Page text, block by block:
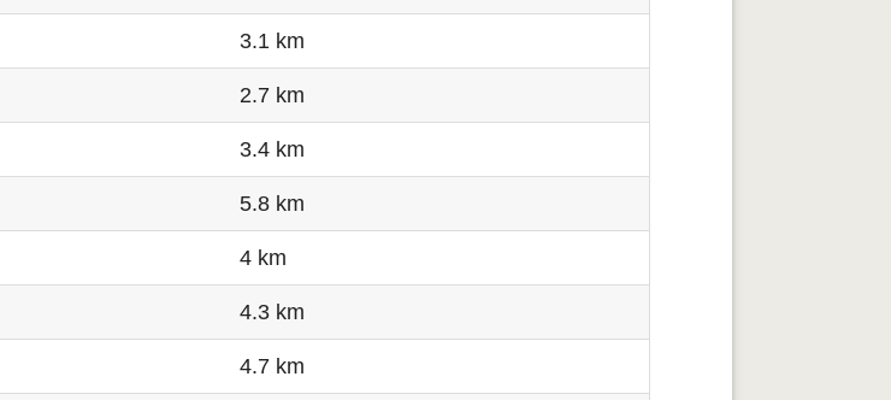
3.1 km
2.7 km
3.4 km
5.8 km
4 km
4.3 km
4.7 km